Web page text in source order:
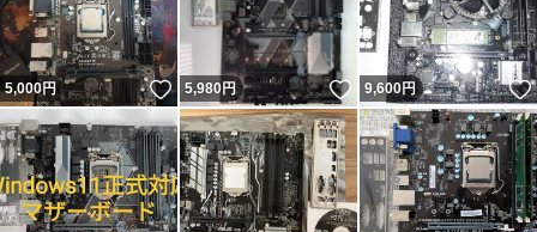
5,000円 いいね！
5,980円 いいね！
9,600円